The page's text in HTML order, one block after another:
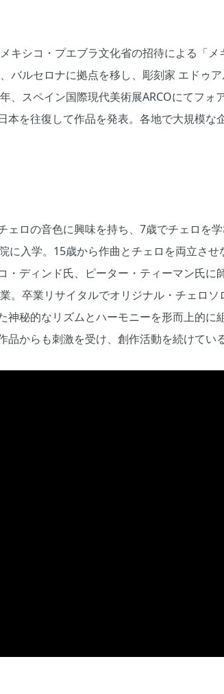
キシコ・プエブラ文化省の招待による「メ
バルセロナに拠点を移し、彫刻家 エドゥア
、スペイン国際現代美術展ARCOにてフォ
を往復して作品を発表。各地で大規模な
ェロの音色に興味を持ち、7歳でチェロを
に入学。15歳から作曲とチェロを両立させ
ディンド氏、ピーター・ティーマン氏に師
。卒業リサイタルでオリジナル・チェロソ
秘的なリズムとハーモニーを形而上的に
からも刺激を受け、創作活動を続けている